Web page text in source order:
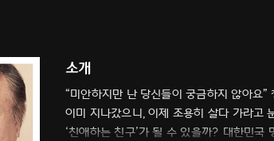
소개
“미안하지만 난 당신들이 궁금하지 않아요
이미 지나갔으니, 이제 조용히 살다 가라고
‘친애하는 친구’가 될 수 있을까? 대한민